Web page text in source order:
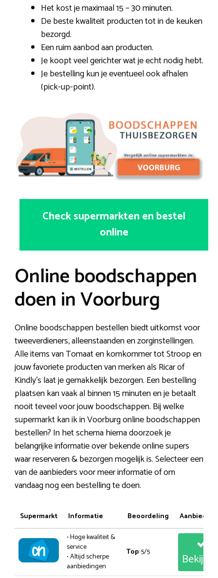
Het kost je maximaal 15 – 30 minuten.
De beste kwaliteit producten tot in de keuken
bezorgd.
Een ruim aanbod aan producten.
Je koopt veel gerichter wat je echt nodig hebt.
Je bestelling kun je eventueel ook afhalen
(pick-up-point).
Check supermarkten en bestel
online
Online boodschappen
doen in Voorburg
Online boodschappen bestellen biedt uitkomst voor
tweeverdieners, alleenstaanden en zorginstellingen.
Alle items van Tomaat en komkommer tot Stroop en
jouw favoriete producten van merken als Ricar of
Kindly’s laat je gemakkelijk bezorgen. Een bestelling
plaatsen kan vaak al binnen 15 minuten en je betaalt
nooit teveel voor jouw boodschappen. Bij welke
supermarkt kan ik in Voorburg online boodschappen
bestellen? In het schema hierna doorzoek je
belangrijke informatie over bekende online supers
waar reserveren & bezorgen mogelijk is. Selecteer een
van de aanbieders voor meer informatie of om
vandaag nog een bestelling te doen.
Supermarkt Informatie Beoordeling
• Hoge kwaliteit &
service
• Altijd scherpe
aanbiedingen
Top: 5/5